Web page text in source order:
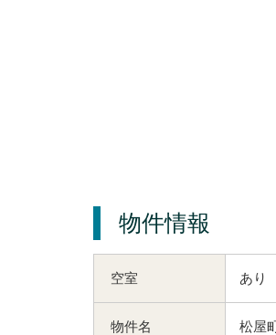
物件情報
空室 あり
物件名 松屋